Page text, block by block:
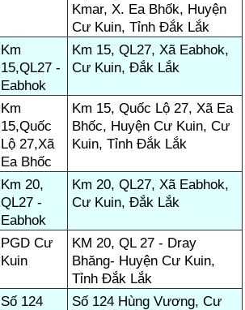
Kmar, X. Ea Bhốk, Huyện
Cư Kuin, Tỉnh Đắk Lắk
Km
15,QL27 -
Eabhok
Km 15, QL27, Xã Eabhok,
Cư Kuin, Đắk Lắk
Km
15,Quốc
Lộ 27,Xã
Ea Bhốc
Km 15, Quốc Lộ 27, Xã Ea
Bhốc, Huyện Cư Kuin, Cư
Kuin, Tỉnh Đắk Lắk
Km 20,
QL27 -
Eabhok
Km 20, QL27, Xã Eabhok,
Cư Kuin, Đắk Lắk
PGD Cư
Kuin
KM 20, QL 27 - Dray
Bhăng- Huyện Cư Kuin,
Tỉnh Đắk Lắk
Số 124
Số 124 Hùng Vương, Cư